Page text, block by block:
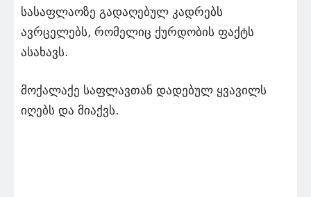
სასაფლაოზე გადაღებულ კადრებს
ავრცელებს, რომელიც ქურდობის ფაქტს
ასახავს.
მოქალაქე საფლავთან დადებულ ყვავილს
იღებს და მიაქვს.